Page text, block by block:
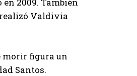
Valdivia
morir figura un
Santos.